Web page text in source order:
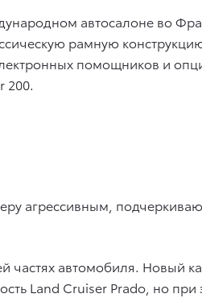
автосалоне во
рамную
помощников и
200.
агрессивным,
автомобиля. Новый
Land Cruiser Prado, но